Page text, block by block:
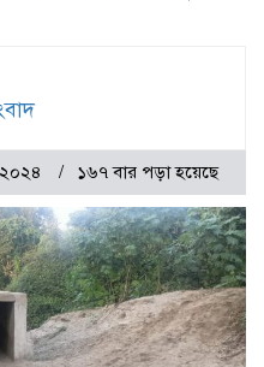
২০২৪ ১৬৭ বার পড়া হয়েছে